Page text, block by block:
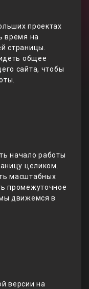
проектах
время на
страницы.
общее
сайта, чтобы
начало работы
целиком.
масштабных
промежуточное
движемся в
версии на